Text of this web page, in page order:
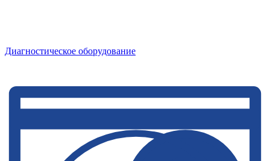
Диагностическое оборудование